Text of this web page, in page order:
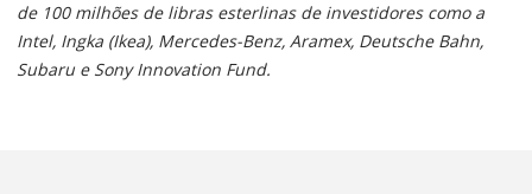
de 100 milhões de libras esterlinas de investidores como a
Intel, Ingka (Ikea), Mercedes-Benz, Aramex, Deutsche Bahn,
Subaru e Sony Innovation Fund.